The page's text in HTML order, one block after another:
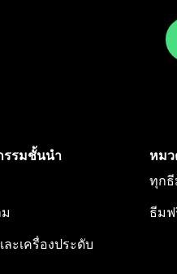
รรมชั้นนำ
ะเครื่องประดับ
หม
ทุกธี
ธีมฟ